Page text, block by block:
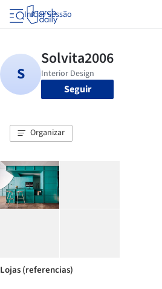
Iniciar sessão
Seguir
Organizar
Lojas (referencias)